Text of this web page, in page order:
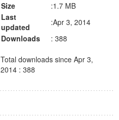
Size
:1.7 MB
Last
updated
:Apr 3, 2014
Downloads
: 388
Total downloads since Apr 3,
2014 : 388